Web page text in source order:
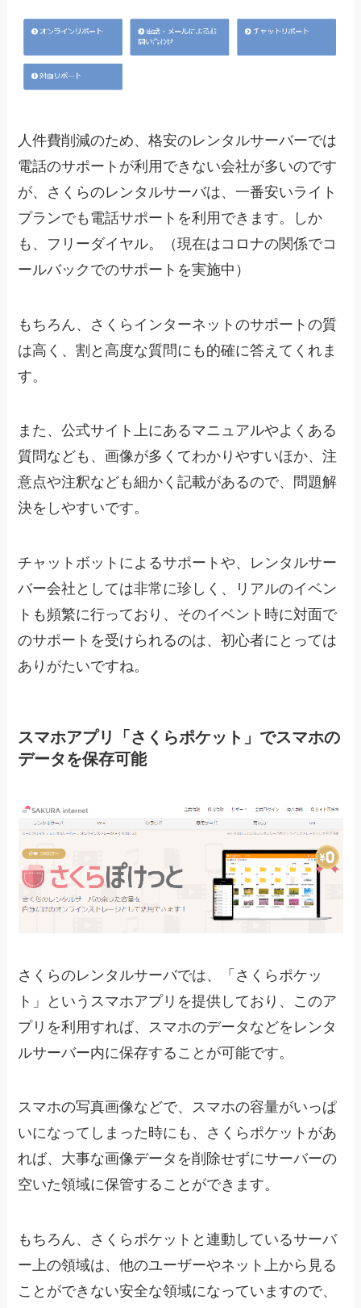
人件費削減のため、格安のレンタルサーバーでは
電話のサポートが利用できない会社が多いのです
が、さくらのレンタルサーバは、一番安いライト
プランでも電話サポートを利用できます。しか
も、フリーダイヤル。（現在はコロナの関係でコ
ールバックでのサポートを実施中）
もちろん、さくらインターネットのサポートの質
は高く、割と高度な質問にも的確に答えてくれま
す。
また、公式サイト上にあるマニュアルやよくある
質問なども、画像が多くてわかりやすいほか、注
意点や注釈なども細かく記載があるので、問題解
決をしやすいです。
チャットボットによるサポートや、レンタルサー
バー会社としては非常に珍しく、リアルのイベン
トも頻繁に行っており、そのイベント時に対面で
のサポートを受けられるのは、初心者にとっては
ありがたいですね。
スマホアプリ「さくらポケット」でスマホの
データを保存可能
さくらのレンタルサーバでは、「さくらポケッ
ト」というスマホアプリを提供しており、このア
プリを利用すれば、スマホのデータなどをレンタ
ルサーバー内に保存することが可能です。
スマホの写真画像などで、スマホの容量がいっぱ
いになってしまった時にも、さくらポケットがあ
れば、大事な画像データを削除せずにサーバーの
空いた領域に保管することができます。
もちろん、さくらポケットと連動しているサーバ
ー上の領域は、他のユーザーやネット上から見る
ことができない安全な領域になっていますので、